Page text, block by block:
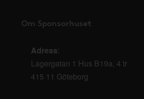
Om Sponsorhuset
Adress:
Lagergatan 1 Hus B19a, 4 tr
415 11 Göteborg